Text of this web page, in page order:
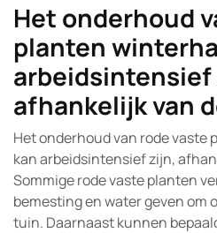
Het onderhoud
planten
arbeidsintensief
afhankelijk van
Het onderhoud van rode vaste
kan arbeidsintensief zijn,
Sommige rode vaste planten
bemesting en water geven om
tuin. Daarnaast kunnen